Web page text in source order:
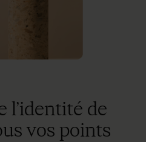
l’identité de
vos points